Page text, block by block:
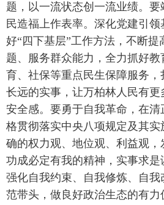
题，以一流状态创一流业绩。
民造福上作表率。深化党建引领
好“四下基层”工作方法，不断提
题、服务群众能力，全力抓好
育、社保等重点民生保障服务，
长远的实事，让万柏林人民有更
安全感。要勇于自我革命，在
格贯彻落实中央八项规定及其
确的权力观、地位观、利益观，
功成必定有我的精神，实事求
强化自我约束、自我修炼、自
范带头，做良好政治生态的有力